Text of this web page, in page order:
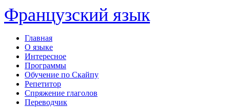
Французский язык
Главная
О языке
Интересное
Программы
Обучение по Скайпу
Репетитор
Спряжение глаголов
Переводчик